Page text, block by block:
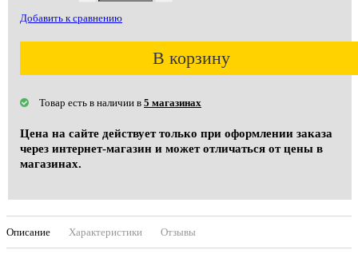
Добавить к сравнению
В корзину
Товар есть в наличии в 5 магазинах
Цена на сайте действует только при оформлении заказа
через интернет-магазин и может отличаться от цены в
магазинах.
Описание Характеристики Отзывы